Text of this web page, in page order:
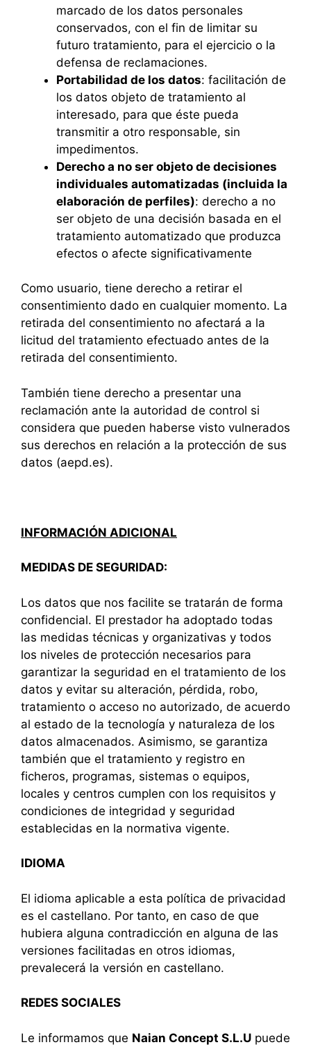
marcado de los datos personales
conservados, con el fin de limitar su
futuro tratamiento, para el ejercicio o la
defensa de reclamaciones.
Portabilidad de los datos: facilitación de
los datos objeto de tratamiento al
interesado, para que éste pueda
transmitir a otro responsable, sin
impedimentos.
Derecho a no ser objeto de decisiones
individuales automatizadas (incluida la
elaboración de perfiles): derecho a no
ser objeto de una decisión basada en el
tratamiento automatizado que produzca
efectos o afecte significativamente
Como usuario, tiene derecho a retirar el
consentimiento dado en cualquier momento. La
retirada del consentimiento no afectará a la
licitud del tratamiento efectuado antes de la
retirada del consentimiento.
También tiene derecho a presentar una
reclamación ante la autoridad de control si
considera que pueden haberse visto vulnerados
sus derechos en relación a la protección de sus
datos (aepd.es).
INFORMACIÓN ADICIONAL
MEDIDAS DE SEGURIDAD:
Los datos que nos facilite se tratarán de forma
confidencial. El prestador ha adoptado todas
las medidas técnicas y organizativas y todos
los niveles de protección necesarios para
garantizar la seguridad en el tratamiento de los
datos y evitar su alteración, pérdida, robo,
tratamiento o acceso no autorizado, de acuerdo
al estado de la tecnología y naturaleza de los
datos almacenados. Asimismo, se garantiza
también que el tratamiento y registro en
ficheros, programas, sistemas o equipos,
locales y centros cumplen con los requisitos y
condiciones de integridad y seguridad
establecidas en la normativa vigente.
IDIOMA
El idioma aplicable a esta política de privacidad
es el castellano. Por tanto, en caso de que
hubiera alguna contradicción en alguna de las
versiones facilitadas en otros idiomas,
prevalecerá la versión en castellano.
REDES SOCIALES
Le informamos que Naian Concept S.L.U puede